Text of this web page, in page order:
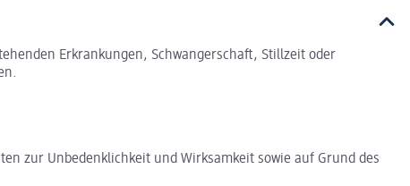
Erkrankungen, Schwangerschaft, Stillzeit oder
zur Unbedenklichkeit und Wirksamkeit sowie auf Grund des